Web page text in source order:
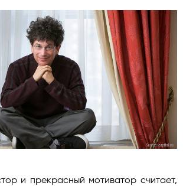
и прекрасный мотиватор считает,